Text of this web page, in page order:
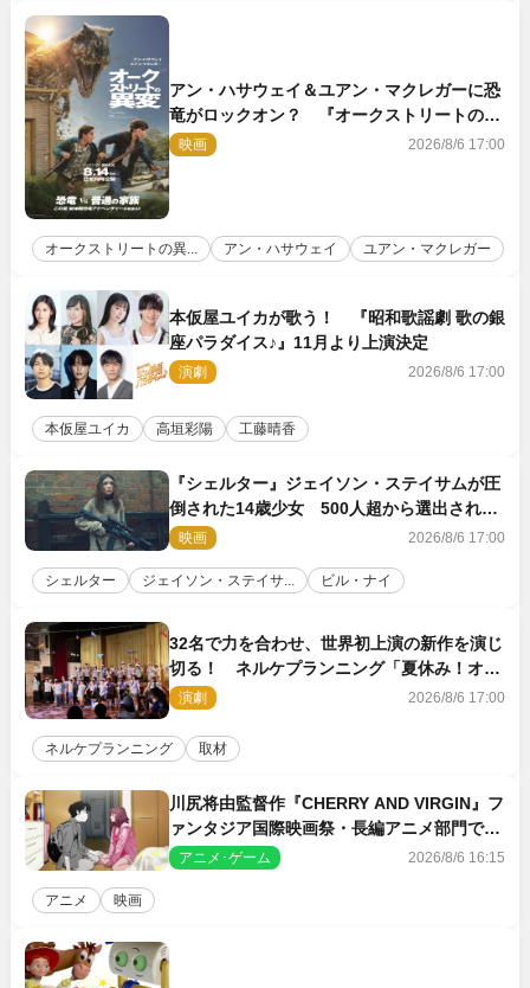
アン・ハサウェイ＆ユアン・マクレガーに恐
竜がロックオン？ 『オークストリートの異
変』新ビジュアル＆本編映像初解禁
映画 2026/8/6 17:00
オークストリートの異... アン・ハサウェイ ユアン・マクレガー
本仮屋ユイカが歌う！ 『昭和歌謡劇 歌の銀
座パラダイス♪』11月より上演決定
演劇 2026/8/6 17:00
本仮屋ユイカ 高垣彩陽 工藤晴香
『シェルター』ジェイソン・ステイサムが圧
倒された14歳少女 500人超から選出された
新鋭ボディ・レイ・ブレスナックとは
映画 2026/8/6 17:00
シェルター ジェイソン・ステイサ... ビル・ナイ
32名で力を合わせ、世界初上演の新作を演じ
切る！ ネルケプランニング「夏休み！オ
ン・ワークショップ2026」レポート【最終
日】
演劇 2026/8/6 17:00
ネルケプランニング 取材
川尻将由監督作『CHERRY AND VIRGIN』フ
ァンタジア国際映画祭・長編アニメ部門で観
客賞・金賞受賞！
アニメ･ゲーム 2026/8/6 16:15
アニメ 映画